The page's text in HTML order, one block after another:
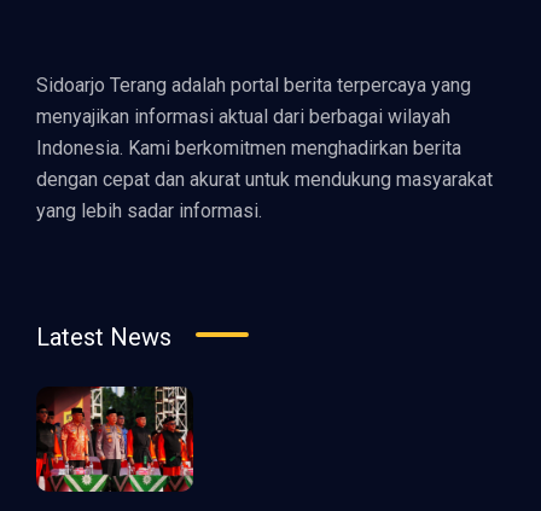
Sidoarjo Terang adalah portal berita terpercaya yang
menyajikan informasi aktual dari berbagai wilayah
Indonesia. Kami berkomitmen menghadirkan berita
dengan cepat dan akurat untuk mendukung masyarakat
yang lebih sadar informasi.
Latest News